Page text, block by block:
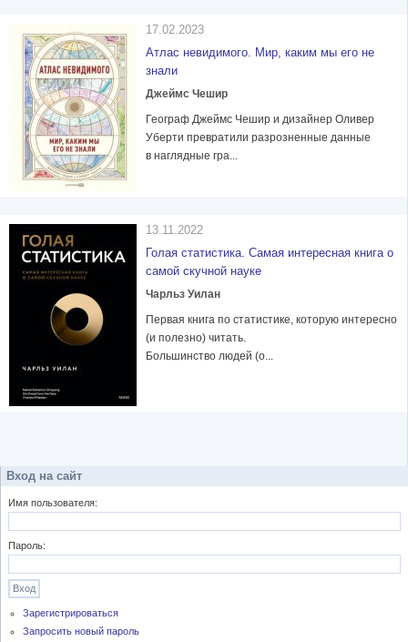
17.02.2023
Атлас невидимого. Мир, каким мы его не
знали
Джеймс Чешир
Географ Джеймс Чешир и дизайнер Оливер
Уберти превратили разрозненные данные
в наглядные гра...
13.11.2022
Голая статистика. Самая интересная книга о
самой скучной науке
Чарльз Уилан
Первая книга по статистике, которую интересно
(и полезно) читать.
Большинство людей (о...
Вход на сайт
Имя пользователя:
Пароль:
Зарегистрироваться
Запросить новый пароль